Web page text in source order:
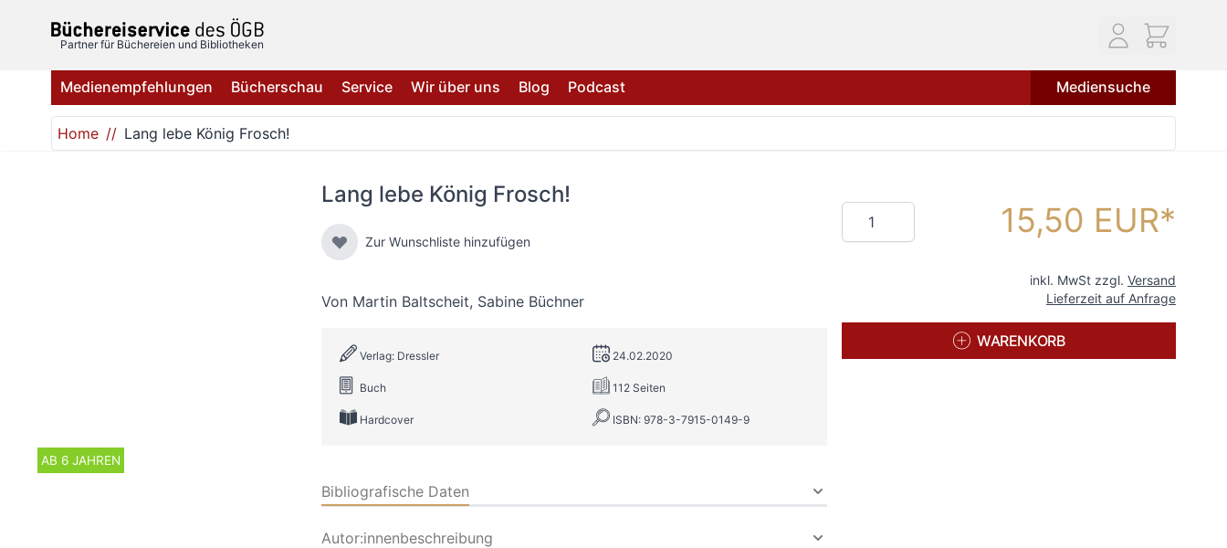
Partner für Büchereien und Bibliotheken
Medienempfehlungen Bücherschau Service Wir über uns Blog Podcast Mediensuche
Home Lang lebe König Frosch!
AB 6 JAHREN
Lang lebe König Frosch!
Zur Wunschliste hinzufügen
Von Martin Baltscheit, Sabine Büchner
Verlag: Dressler 24.02.2020
Buch 112 Seiten
Hardcover ISBN: 978-3-7915-0149-9
Bibliografische Daten
Autor:innenbeschreibung
Menge 15,50 EUR
inkl. MwSt zzgl. Versand
Lieferzeit auf Anfrage
WARENKORB